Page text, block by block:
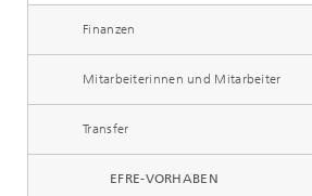
Finanzen
Mitarbeiterinnen und Mitarbeiter
Transfer
EFRE-VORHABEN